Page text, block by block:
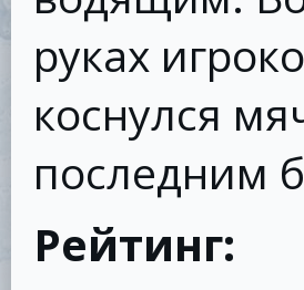
руках
коснулся
последним
Рейтинг: